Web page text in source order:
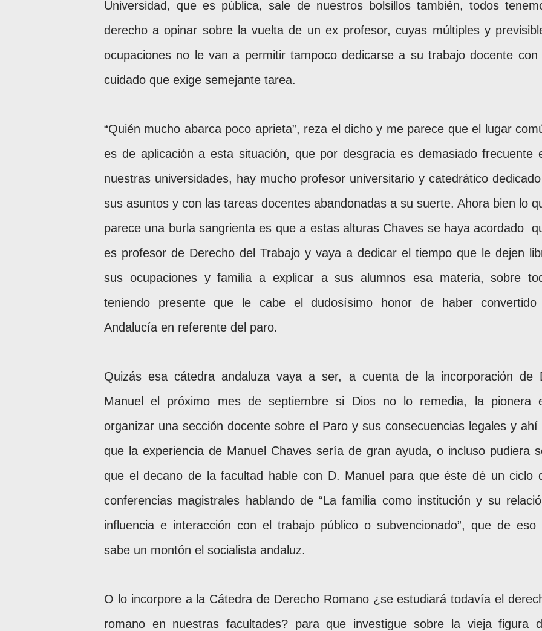
Universidad, que es pública, sale de nuestros bolsillos también, todos
derecho a opinar sobre la vuelta de un ex profesor, cuyas múltiples y
ocupaciones no le van a permitir tampoco dedicarse a su trabajo docente con
cuidado que exige semejante tarea.
“Quién mucho abarca poco aprieta”, reza el dicho y me parece que el lugar
es de aplicación a esta situación, que por desgracia es demasiado frecuente
nuestras universidades, hay mucho profesor universitario y catedrático
sus asuntos y con las tareas docentes abandonadas a su suerte. Ahora bien lo
parece una burla sangrienta es que a estas alturas Chaves se haya acordado
es profesor de Derecho del Trabajo y vaya a dedicar el tiempo que le dejen
sus ocupaciones y familia a explicar a sus alumnos esa materia, sobre
teniendo presente que le cabe el dudosísimo honor de haber
Andalucía en referente del paro.
Quizás esa cátedra andaluza vaya a ser, a cuenta de la incorporación de
Manuel el próximo mes de septiembre si Dios no lo remedia, la pionera
organizar una sección docente sobre el Paro y sus consecuencias legales y ahí
que la experiencia de Manuel Chaves sería de gran ayuda, o incluso pudiera
que el decano de la facultad hable con D. Manuel para que éste dé un ciclo
conferencias magistrales hablando de “La familia como institución y su
influencia e interacción con el trabajo público o subvencionado”, que de eso
sabe un montón el socialista andaluz.
O lo incorpore a la Cátedra de Derecho Romano ¿se estudiará todavía el
romano en nuestras facultades? para que investigue sobre la vieja figura